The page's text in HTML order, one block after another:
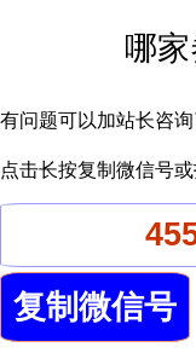
哪
有问题可以加站长咨
点击长按复制微信号